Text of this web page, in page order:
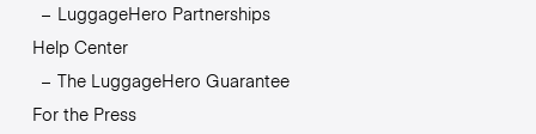
LuggageHero Partnerships
Help Center
The LuggageHero Guarantee
For the Press